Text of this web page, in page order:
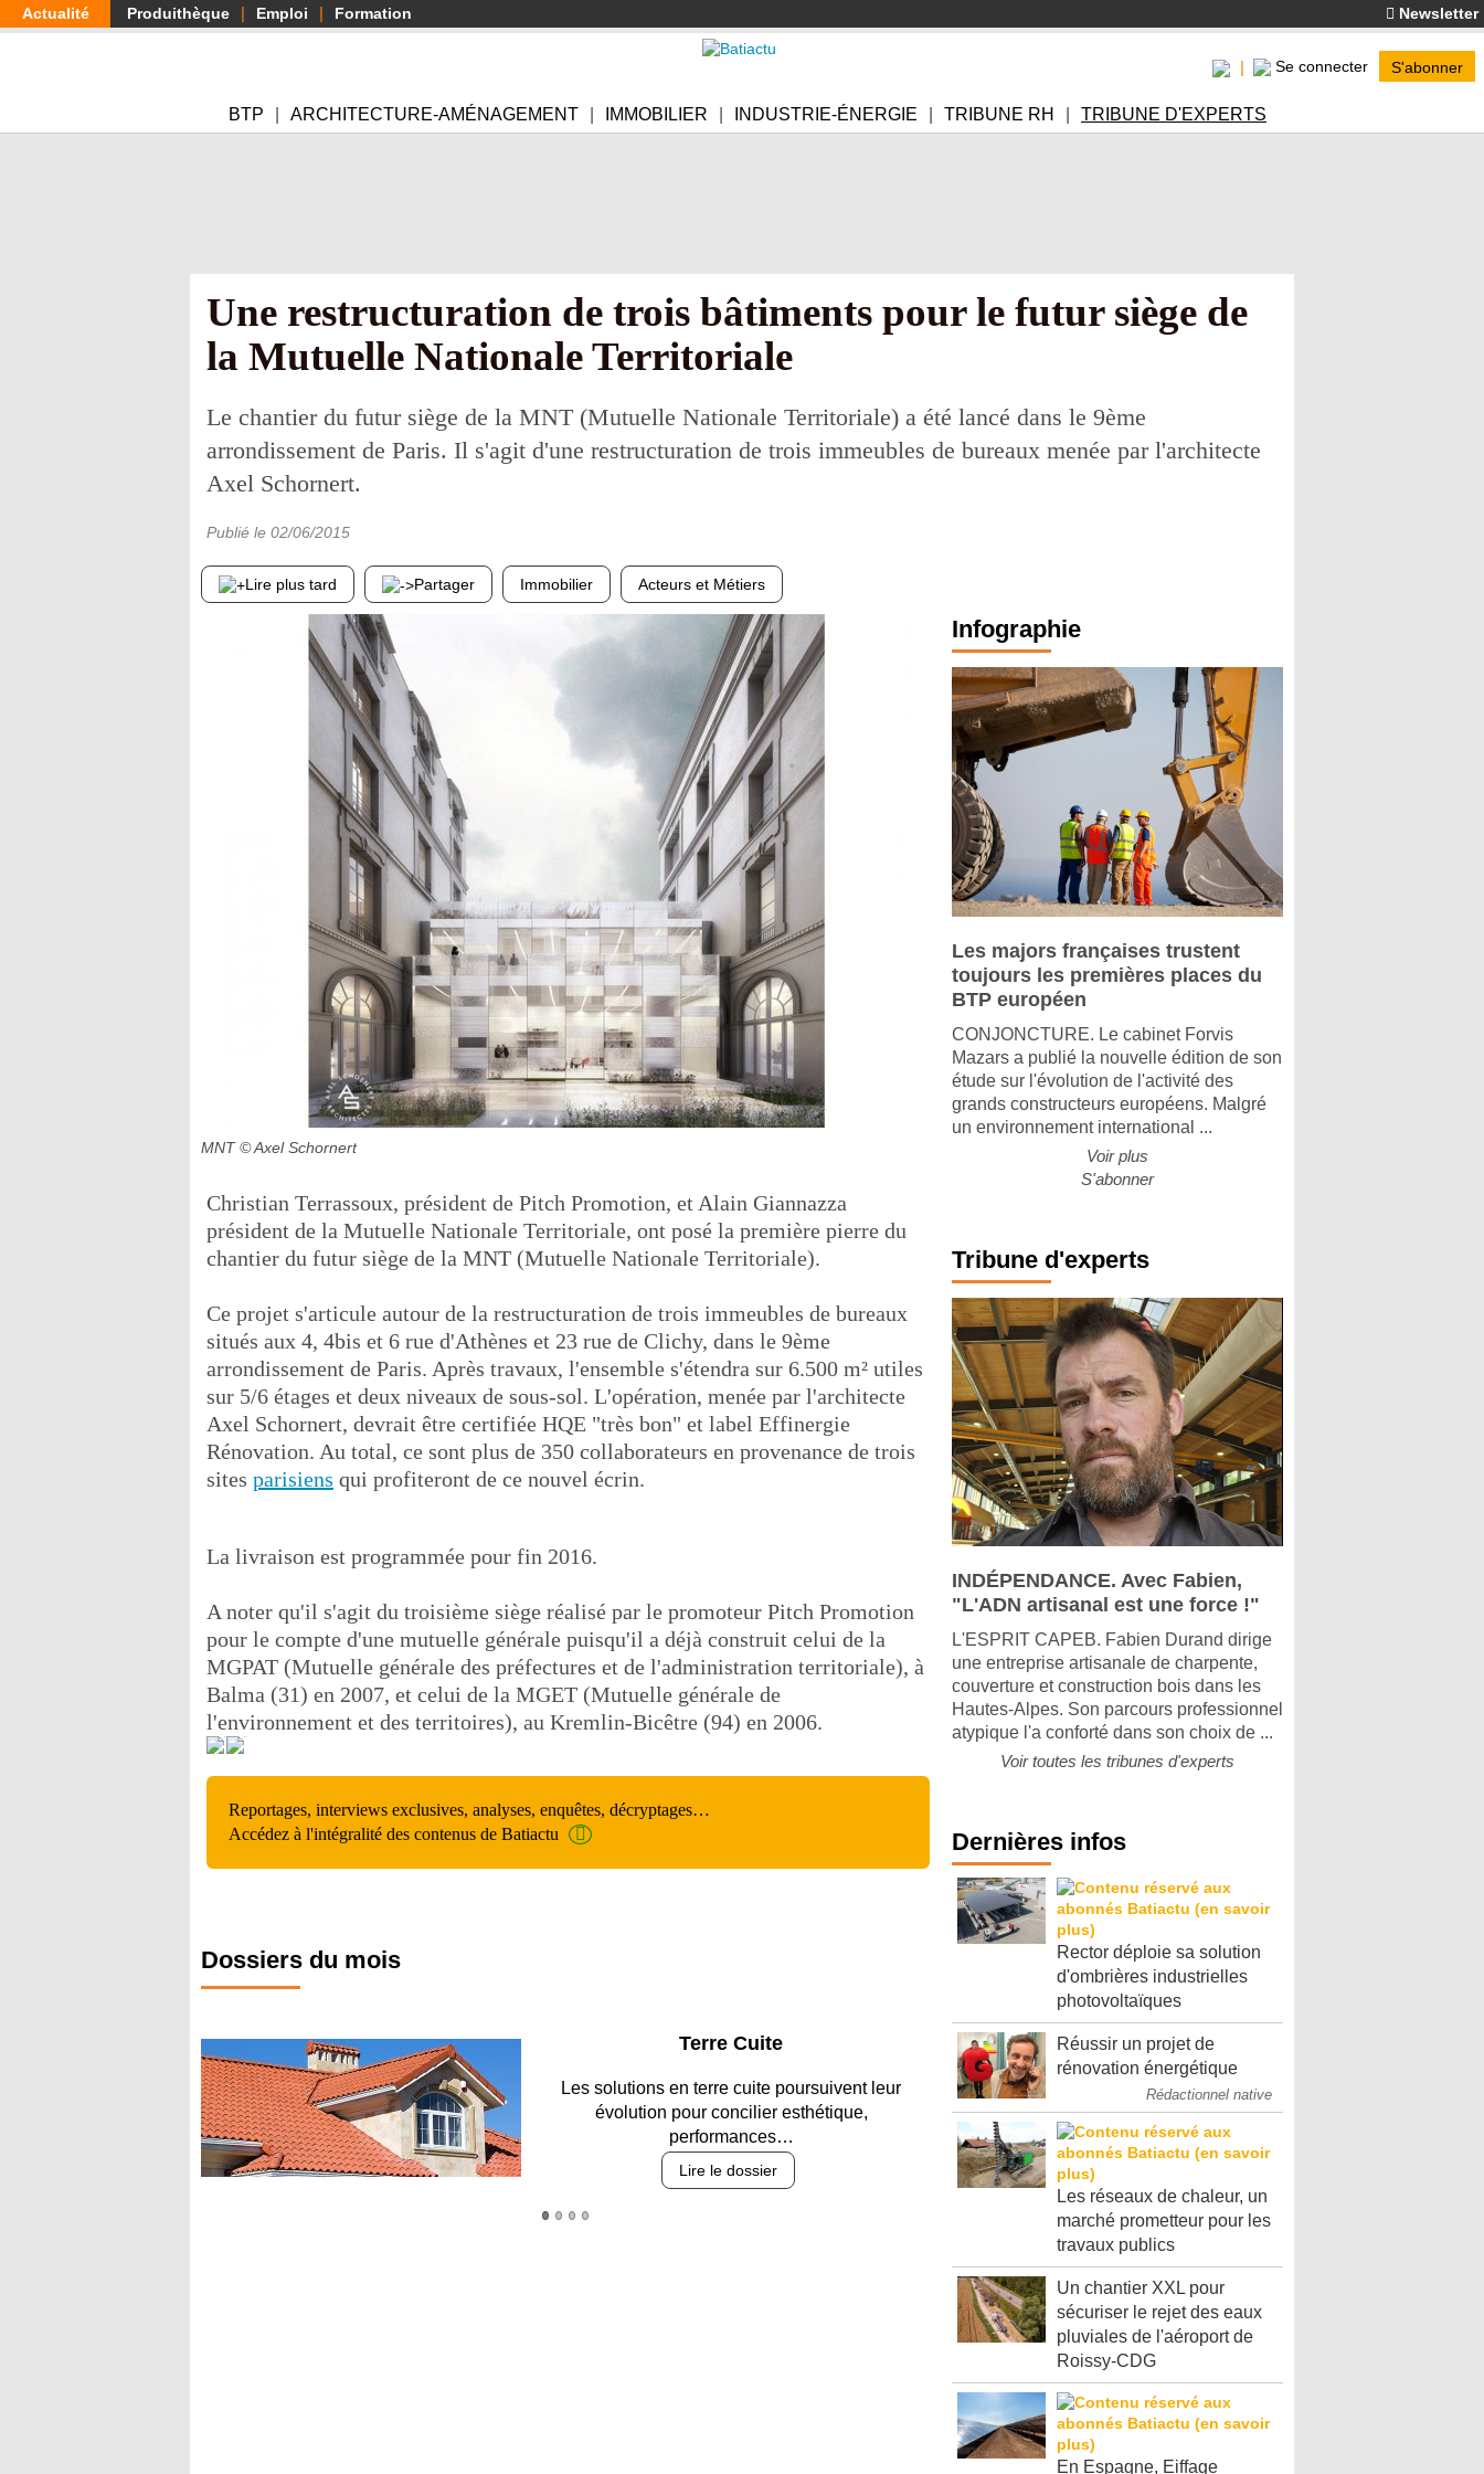
Aller
au
Actualité Produithèque Emploi Formation Newsletter
Se connecter S'abonner
BTP ARCHITECTURE-AMÉNAGEMENT IMMOBILIER INDUSTRIE-ÉNERGIE TRIBUNE RH TRIBUNE D'EXPERTS
Une restructuration de trois bâtiments pour le futur siège de
la Mutuelle Nationale Territoriale
Le chantier du futur siège de la MNT (Mutuelle Nationale Territoriale) a été lancé dans le 9ème
arrondissement de Paris. Il s'agit d'une restructuration de trois immeubles de bureaux menée par l'architecte
Axel Schornert.
Publié le 02/06/2015
Lire plus tard Partager Immobilier Acteurs et Métiers
MNT © Axel Schornert
Christian Terrassoux, président de Pitch Promotion, et Alain Giannazza
président de la Mutuelle Nationale Territoriale, ont posé la première pierre du
chantier du futur siège de la MNT (Mutuelle Nationale Territoriale).
Ce projet s'articule autour de la restructuration de trois immeubles de bureaux
situés aux 4, 4bis et 6 rue d'Athènes et 23 rue de Clichy, dans le 9ème
arrondissement de Paris. Après travaux, l'ensemble s'étendra sur 6.500 m² utiles
sur 5/6 étages et deux niveaux de sous-sol. L'opération, menée par l'architecte
Axel Schornert, devrait être certifiée HQE "très bon" et label Effinergie
Rénovation. Au total, ce sont plus de 350 collaborateurs en provenance de trois
sites parisiens qui profiteront de ce nouvel écrin.
La livraison est programmée pour fin 2016.
A noter qu'il s'agit du troisième siège réalisé par le promoteur Pitch Promotion
pour le compte d'une mutuelle générale puisqu'il a déjà construit celui de la
MGPAT (Mutuelle générale des préfectures et de l'administration territoriale), à
Balma (31) en 2007, et celui de la MGET (Mutuelle générale de
l'environnement et des territoires), au Kremlin-Bicêtre (94) en 2006.
Reportages, interviews exclusives, analyses, enquêtes, décryptages…
Accédez à l'intégralité des contenus de Batiactu
Dossiers du mois
Parking et garages
Entre circulation, sécurisation des accès, durabilité
des revêtements et intégration…
Lire le dossier
Infographie
Les majors françaises trustent
toujours les premières places du
BTP européen
CONJONCTURE. Le cabinet Forvis
Mazars a publié la nouvelle édition de son
étude sur l'évolution de l'activité des
grands constructeurs européens. Malgré
un environnement international ...
Voir plus
S'abonner
Tribune d'experts
INDÉPENDANCE. Avec Fabien,
"L'ADN artisanal est une force !"
L'ESPRIT CAPEB. Fabien Durand dirige
une entreprise artisanale de charpente,
couverture et construction bois dans les
Hautes-Alpes. Son parcours professionnel
atypique l'a conforté dans son choix de ...
Voir toutes les tribunes d'experts
Dernières infos
Rector déploie sa solution
d'ombrières industrielles
photovoltaïques
Réussir un projet de
rénovation énergétique
Rédactionnel native
Les réseaux de chaleur, un
marché prometteur pour les
travaux publics
Un chantier XXL pour
sécuriser le rejet des eaux
pluviales de l'aéroport de
Roissy-CDG
En Espagne, Eiffage